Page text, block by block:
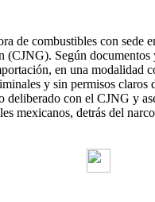
de combustibles con
Según
en una modalidad
y sin permisos
con el CJNG y
mexicanos, detrás del